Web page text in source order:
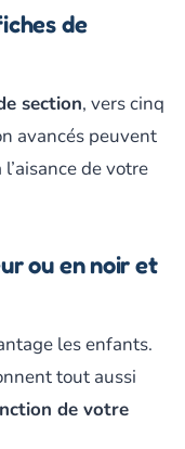
de
section, vers cinq
avancés peuvent
de votre
ou en noir et
les enfants.
tout aussi
de votre